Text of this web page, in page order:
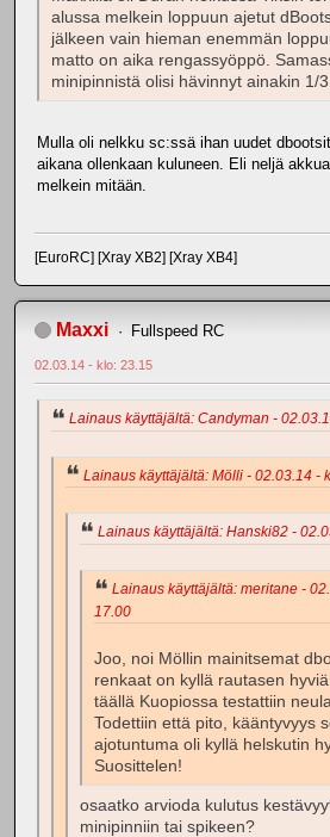
alussa melkein loppuun ajetut
jälkeen vain hieman enemmän
matto on aika rengassyöppö.
minipinnistä olisi hävinnyt ainakin 1/
Mulla oli nelkku sc:ssä ihan uudet
aikana ollenkaan kuluneen. Eli neljä
melkein mitään.
[EuroRC] [Xray XB2] [Xray XB4]
Maxxi Fullspeed RC
02.03.14 - klo: 23.15
Lainaus käyttäjältä: Candyman -
Lainaus käyttäjältä: Mölli - 02.03.14 -
Lainaus käyttäjältä: Hanski82 -
Lainaus käyttäjältä: meritane -
17.00
Joo, noi Möllin mainitsemat
renkaat on kyllä rautasen
täällä Kuopiossa testattiin
Todettiin että pito, kääntyvyys
ajotuntuma oli kyllä helskutin
Suosittelen!
osaatko arvioda kulutus
minipinniin tai spikeen?